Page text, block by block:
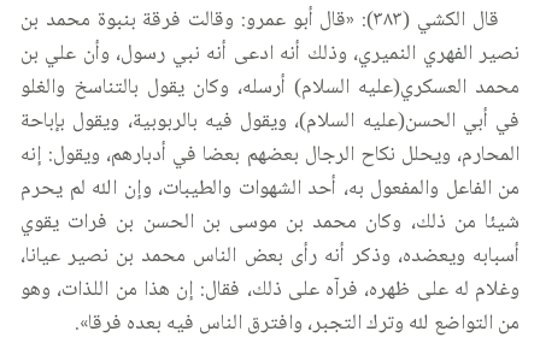
قال الكشي (٣٨٣): «قال أبو عمرو: وقالت فرقة بنبوة محمد بن
نصير الفهري النميري، وذلك أنه ادعى أنه نبي رسول، وأن علي بن
محمد العسكري(عليه السلام) أرسله، وكان يقول بالتناسخ والغلو
في أبي الحسن(عليه السلام)، ويقول فيه بالربوبية، ويقول بإباحة
المحارم، ويحلل نكاح الرجال بعضهم بعضا في أدبارهم، ويقول: إنه
من الفاعل والمفعول به، أحد الشهوات والطيبات، وإن الله لم يحرم
شيئا من ذلك، وكان محمد بن موسى بن الحسن بن فرات يقوي
أسبابه ويعضده، وذكر أنه رأى بعض الناس محمد بن نصير عيانا،
وغلام له على ظهره، فرآه على ذلك، فقال: إن هذا من اللذات، وهو
من التواضع لله وترك التجبر، وافترق الناس فيه بعده فرقا».